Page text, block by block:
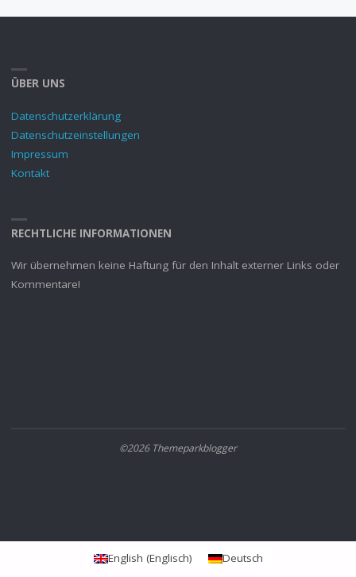
ÜBER UNS
Datenschutzerklärung
Datenschutzeinstellungen
Impressum
Kontakt
RECHTLICHE INFORMATIONEN
Wir übernehmen keine Haftung für den Inhalt externer Links oder
Kommentare!
©2026 Themeparkblogger
English (Englisch) Deutsch